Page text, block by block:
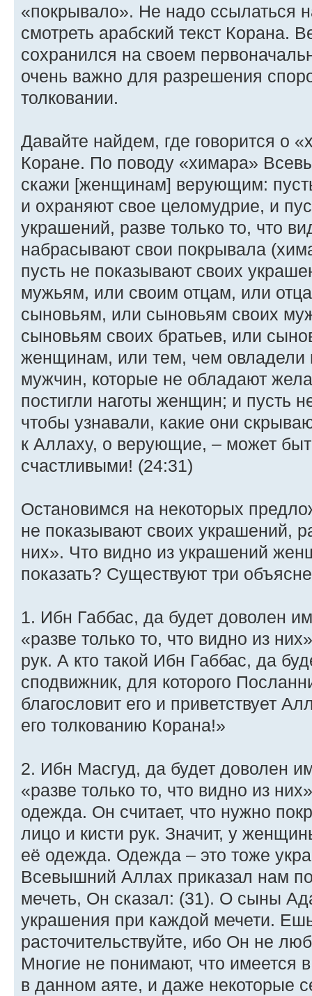
«покрывало». Не надо ссылаться
смотреть арабский текст Корана.
сохранился на своем
очень важно для разрешения
толковании.
Давайте найдем, где говорится о
Коране. По поводу «химара»
скажи [женщинам] верующим:
и охраняют свое целомудрие, и
украшений, разве только то, что
набрасывают свои покрывала
пусть не показывают своих
мужьям, или своим отцам, или
сыновьям, или сыновьям своих
сыновьям своих братьев, или
женщинам, или тем, чем овладели
мужчин, которые не обладают
постигли наготы женщин; и пусть
чтобы узнавали, какие они
к Аллаху, о верующие, – может
счастливыми! (24:31)
Остановимся на некоторых
не показывают своих украшений,
них». Что видно из украшений
показать? Существуют три
1. Ибн Габбас, да будет доволен
«разве только то, что видно из
рук. А кто такой Ибн Габбас, да
сподвижник, для которого
благословит его и приветствует
его толкованию Корана!»
2. Ибн Масгуд, да будет доволен
«разве только то, что видно из
одежда. Он считает, что нужно
лицо и кисти рук. Значит, у
её одежда. Одежда – это тоже
Всевышний Аллах приказал нам
мечеть, Он сказал: (31). О сыны
украшения при каждой мечети.
расточительствуйте, ибо Он не
Многие не понимают, что имеется
в данном аяте, и даже некоторые